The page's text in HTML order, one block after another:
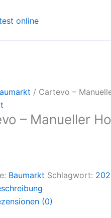
/ Cartevo –
– Manueller
Baumarkt Schlagwort:
(0)